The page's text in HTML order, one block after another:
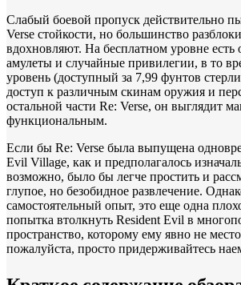
Слабый боевой пропуск действительно
Verse стойкости, но большинство
вдохновляют. На бесплатном уровне
амулеты и случайные привилегии, в то
уровень (доступный за 7,99 фунтов
доступ к различным скинам оружия и
остальной части Re: Verse, он выглядит
функциональным.
Если бы Re: Verse была выпущена
Evil Village, как и предполагалось
возможно, было бы легче простить и
глупое, но безобидное развлечение.
самостоятельный опыт, это еще одна
попытка втолкнуть Resident Evil в
пространство, которому ему явно не
пожалуйста, просто придерживайтесь